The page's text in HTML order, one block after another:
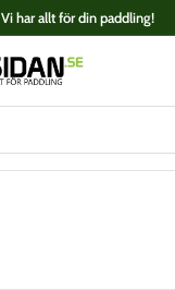
Vi har allt för din paddling!